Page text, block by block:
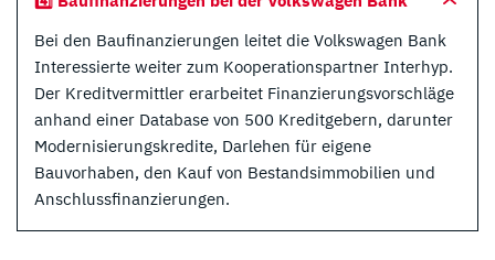
Bei den Baufinanzierungen leitet die Volkswagen Bank
Interessierte weiter zum Kooperationspartner Interhyp.
Der Kreditvermittler erarbeitet Finanzierungsvorschläge
anhand einer Database von 500 Kreditgebern, darunter
Modernisierungskredite, Darlehen für eigene
Bauvorhaben, den Kauf von Bestandsimmobilien und
Anschlussfinanzierungen.